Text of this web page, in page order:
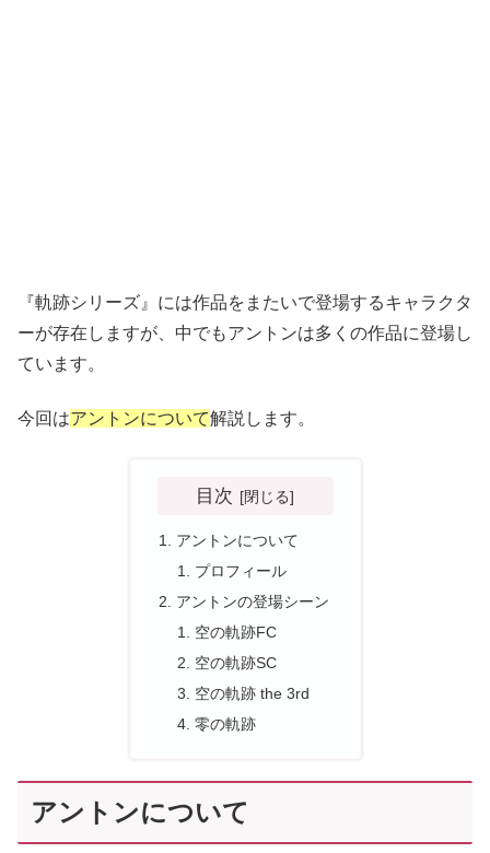
『軌跡シリーズ』には作品をまたいで登場するキャラクタ
ーが存在しますが、中でもアントンは多くの作品に登場し
ています。
今回はアントンについて解説します。
目次
アントンについて
プロフィール
アントンの登場シーン
空の軌跡FC
空の軌跡SC
空の軌跡 the 3rd
零の軌跡
アントンについて